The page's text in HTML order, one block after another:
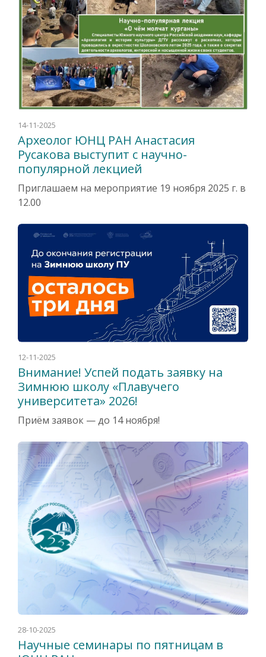
14-11-2025
Археолог ЮНЦ РАН Анастасия
Русакова выступит с научно-
популярной лекцией
Приглашаем на мероприятие 19 ноября 2025 г. в
12.00
12-11-2025
Внимание! Успей подать заявку на
Зимнюю школу «Плавучего
университета» 2026!
Приём заявок — до 14 ноября!
28-10-2025
Научные семинары по пятницам в